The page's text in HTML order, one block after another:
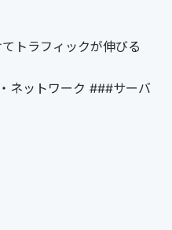
トラフィックが伸びる
ネットワーク ###サーバ